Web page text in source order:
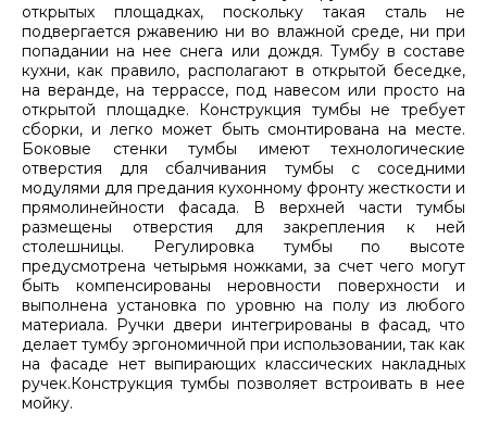
открытых площадках, поскольку такая сталь не
подвергается ржавению ни во влажной среде, ни при
попадании на нее снега или дождя. Тумбу в составе
кухни, как правило, располагают в открытой беседке,
на веранде, на террассе, под навесом или просто на
открытой площадке. Конструкция тумбы не требует
сборки, и легко может быть смонтирована на месте.
Боковые стенки тумбы имеют технологические
отверстия для сбалчивания тумбы с соседними
модулями для предания кухонному фронту жесткости и
прямолинейности фасада. В верхней части тумбы
размещены отверстия для закрепления к ней
столешницы. Регулировка тумбы по высоте
предусмотрена четырьмя ножками, за счет чего могут
быть компенсированы неровности поверхности и
выполнена установка по уровню на полу из любого
материала. Ручки двери интегрированы в фасад, что
делает тумбу эргономичной при использовании, так как
на фасаде нет выпирающих классических накладных
ручек.Конструкция тумбы позволяет встроивать в нее
мойку.